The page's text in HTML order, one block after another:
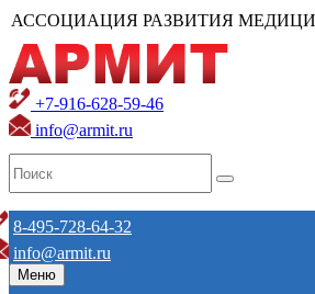
АССОЦИАЦИЯ РАЗВИТИЯ
+7-916-628-59-46
info@armit.ru
8-495-728-64-32
info@armit.ru
Меню